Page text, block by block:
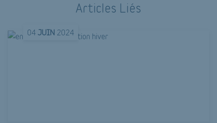
Articles Liés
04 JUIN 2024